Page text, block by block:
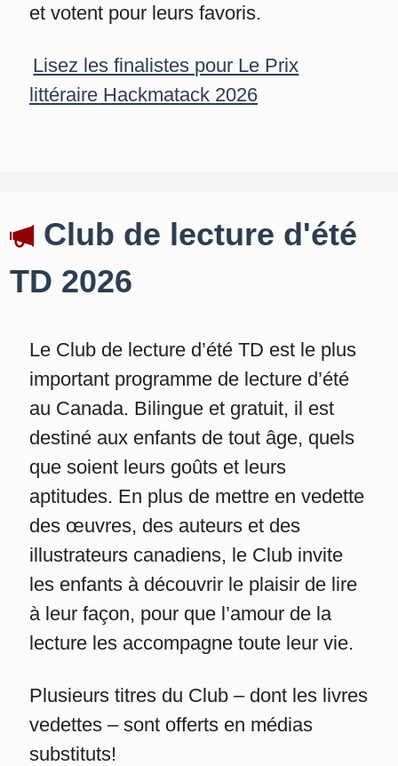
et votent pour leurs favoris.
Lisez les finalistes pour Le Prix
littéraire Hackmatack 2026
Club de lecture d'été
TD 2026
Le Club de lecture d’été TD est le plus
important programme de lecture d’été
au Canada. Bilingue et gratuit, il est
destiné aux enfants de tout âge, quels
que soient leurs goûts et leurs
aptitudes. En plus de mettre en vedette
des œuvres, des auteurs et des
illustrateurs canadiens, le Club invite
les enfants à découvrir le plaisir de lire
à leur façon, pour que l’amour de la
lecture les accompagne toute leur vie.
Plusieurs titres du Club – dont les livres
vedettes – sont offerts en médias
substituts!